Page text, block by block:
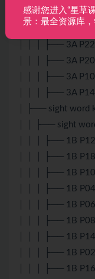
│ │ │ ├── 3A
│ │ │ ├── 3A P16
│ │ │ ├── 3A P22
│ │ │ ├── 3A P20
│ │ │ ├── 3A
│ │ │ ├── 3A P14
│ ├── sight word
│ │ ├── sight
│ │ │ ├── 1B P12
│ │ │ ├── 1B
│ │ │ ├── 1B
│ │ │ ├── 1B
│ │ │ ├── 1B
│ │ │ ├── 1B
│ │ │ ├── 1B P14
│ │ │ ├── 1B P02
│ │ │ ├── 1B
感谢您进入“星草
景：最全资源库